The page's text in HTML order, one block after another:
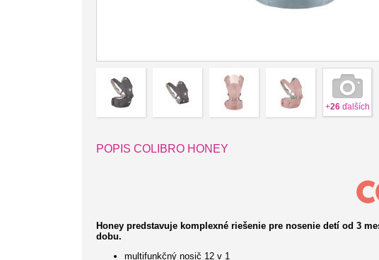
+26ďalších
POPIS COLIBRO HONEY
Honey predstavuje komplexné riešenie pre nosenie detí od 3
dobu.
multifunkčný nosič 12 v 1